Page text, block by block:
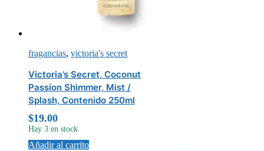
fragancias, victoria's secret
Victoria’s Secret, Coconut
Passion Shimmer, Mist /
Splash, Contenido 250ml
$19.00
Hay 3 en stock
Añadir al carrito